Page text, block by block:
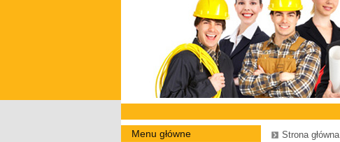
Menu główne Strona główna